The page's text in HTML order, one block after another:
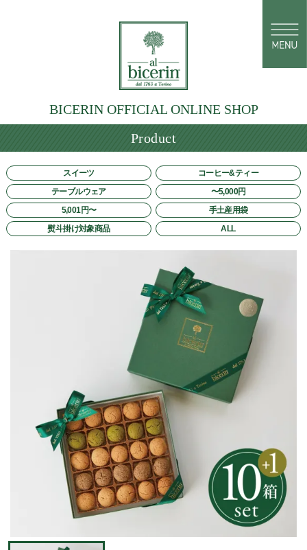
BICERIN OFFICIAL ONLINE SHOP
Product
スイーツ
コーヒー&ティー
テーブルウェア
〜5,000円
5,001円〜
手土産用袋
熨斗掛け対象商品
ALL